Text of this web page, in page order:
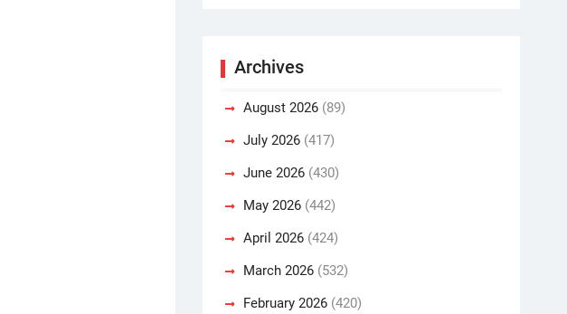
Archives
August 2026 (89)
July 2026 (417)
June 2026 (430)
May 2026 (442)
April 2026 (424)
March 2026 (532)
February 2026 (420)